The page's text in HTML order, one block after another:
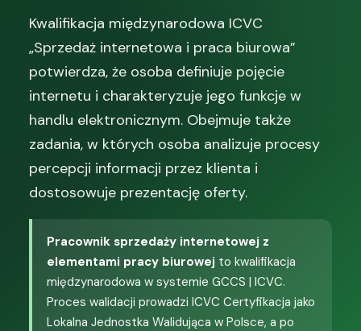
Kwalifikacja międzynarodowa ICVC
„Sprzedaż internetowa i praca biurowa”
potwierdza, że osoba definiuje pojęcie
internetu i charakteryzuje jego funkcje w
handlu elektronicznym. Obejmuje także
zadania, w których osoba analizuje procesy
percepcji informacji przez klienta i
dostosowuje prezentację oferty.
Pracownik sprzedaży internetowej z
elementami pracy biurowej to kwalifikacja
międzynarodowa w systemie GCCS | ICVC.
Proces walidacji prowadzi ICVC Certyfikacja jako
Lokalna Jednostka Walidująca w Polsce, a po